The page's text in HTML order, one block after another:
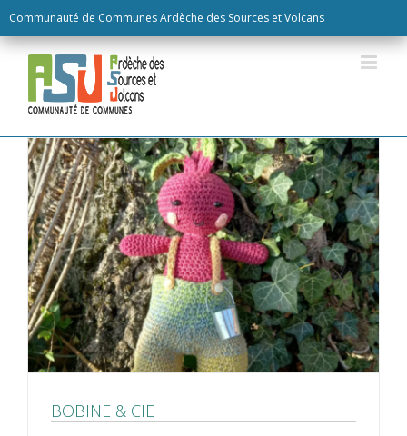
Communauté de Communes Ardèche des Sources et Volcans
to
content
BOBINE & CIE